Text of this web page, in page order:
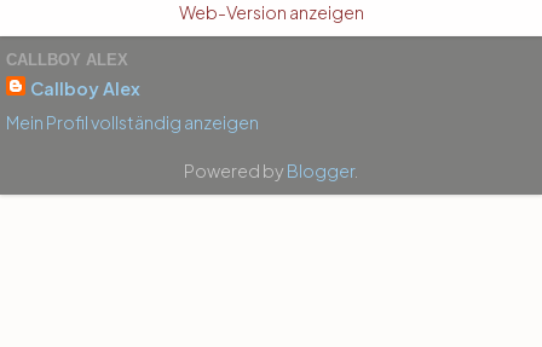
Web-Version anzeigen
CALLBOY ALEX
Callboy Alex
Mein Profil vollständig anzeigen
Powered by Blogger.